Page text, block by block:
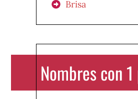
Brisa
Nombres con